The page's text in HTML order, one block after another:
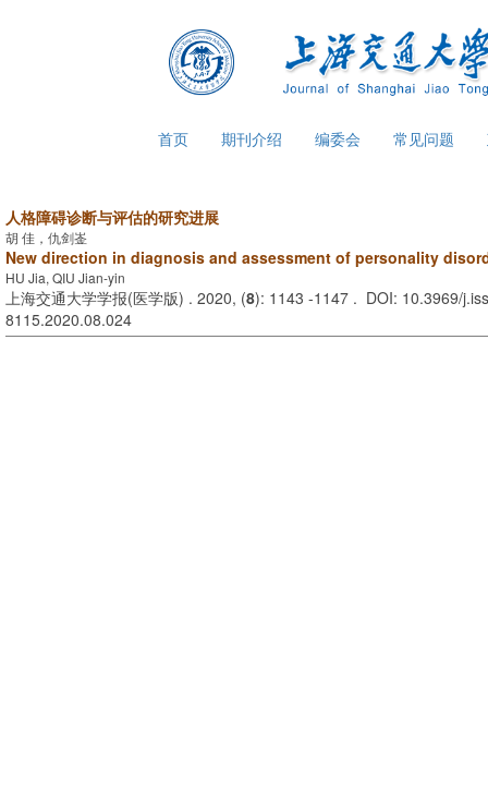
首页 期刊介绍 编委会 常见问题
人格障碍诊断与评估的研究进展
胡 佳，仇剑崟
New direction in diagnosis and assessment of personality
HU Jia, QIU Jian-yin
上海交通大学学报(医学版) . 2020, (8): 1143 -1147 . DOI: 10.3969/
8115.2020.08.024